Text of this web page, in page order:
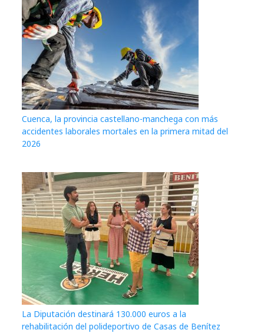
Cuenca, la provincia castellano-manchega con más
accidentes laborales mortales en la primera mitad del
2026
La Diputación destinará 130.000 euros a la
rehabilitación del polideportivo de Casas de Benítez